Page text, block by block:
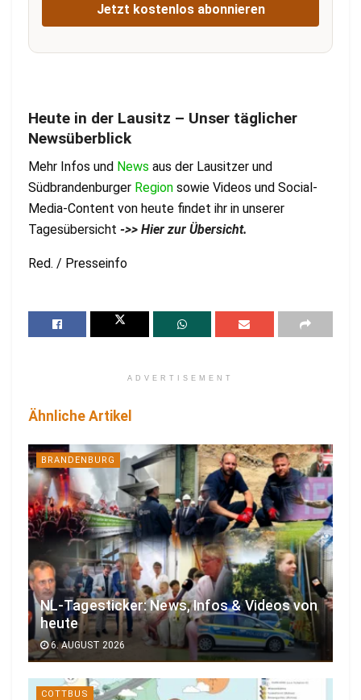
Jetzt kostenlos abonnieren
Heute in der Lausitz – Unser täglicher
Newsüberblick
Mehr Infos und News aus der Lausitzer und
Südbrandenburger Region sowie Videos und Social-
Media-Content von heute findet ihr in unserer
Tagesübersicht ->> Hier zur Übersicht.
Red. / Presseinfo
ADVERTISEMENT
Ähnliche Artikel
BRANDENBURG
NL-Tagesticker: News, Infos & Videos von
heute
6. AUGUST 2026
COTTBUS